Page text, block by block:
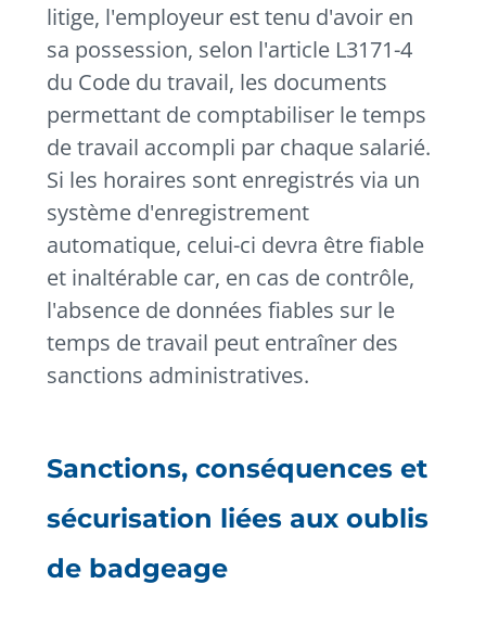
litige, l'employeur est tenu d'avoir en
sa possession, selon l'article L3171-4
du Code du travail, les documents
permettant de comptabiliser le temps
de travail accompli par chaque salarié.
Si les horaires sont enregistrés via un
système d'enregistrement
automatique, celui-ci devra être fiable
et inaltérable car, en cas de contrôle,
l'absence de données fiables sur le
temps de travail peut entraîner des
sanctions administratives.
Sanctions, conséquences et
sécurisation liées aux oublis
de badgeage